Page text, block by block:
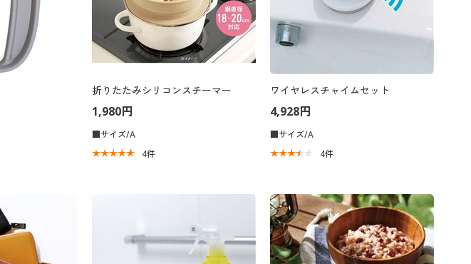
折りたたみシリコンスチーマー
1,980円
■サイズ/A
4件
ワイヤレスチャイムセット
4,928円
■サイズ/A
4件